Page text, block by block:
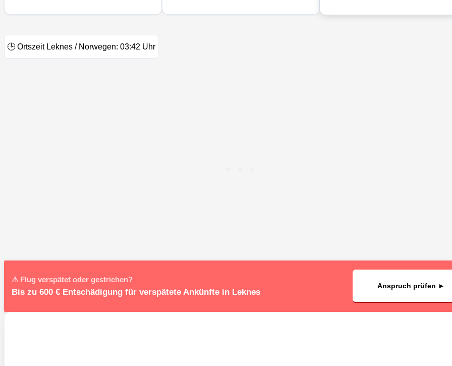
🕒 Ortszeit Leknes / Norwegen: 03:42 Uhr
⚠ Flug verspätet oder gestrichen?
Bis zu 600 € Entschädigung für verspätete Ankünfte in Leknes
Anspruch prüfen ►